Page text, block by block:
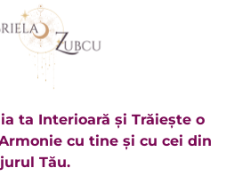
ta Interioară și Trăiește o
cu tine și cu cei din
jurul Tău.